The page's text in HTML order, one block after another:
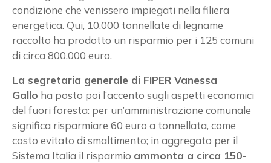
condizione che venissero impiegati nella filiera
energetica. Qui, 10.000 tonnellate di legname
raccolto ha prodotto un risparmio per i 125 comuni
di circa 800.000 euro.
La segretaria generale di FIPER Vanessa
Gallo ha posto poi l’accento sugli aspetti economici
del fuori foresta: per un’amministrazione comunale
significa risparmiare 60 euro a tonnellata, come
costo evitato di smaltimento; in aggregato per il
Sistema Italia il risparmio ammonta a circa 150-
Vuoi restare in contatto con
FIPER e ricevere notizie e
aggiornamenti?